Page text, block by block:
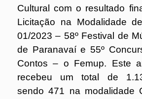
Cultural com o resultado
Licitação na Modalidade
01/2023 – 58º Festival de
de Paranavaí e 55º
Contos – o Femup. Este
recebeu um total de
sendo 471 na modalidade